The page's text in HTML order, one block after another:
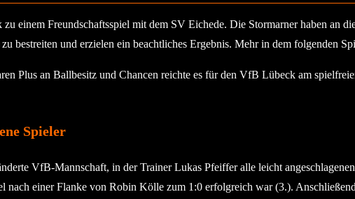
einem Freundschaftsspiel mit dem SV Eichede. Die Stormarner haben an
bestreiten und erzielen ein beachtliches Ergebnis. Mehr in dem folgenden
Plus an Ballbesitz und Chancen reichte es für den VfB Lübeck am
Spieler
VfB-Mannschaft, in der Trainer Lukas Pfeiffer alle leicht
einer Flanke von Robin Kölle zum 1:0 erfolgreich war (3.).